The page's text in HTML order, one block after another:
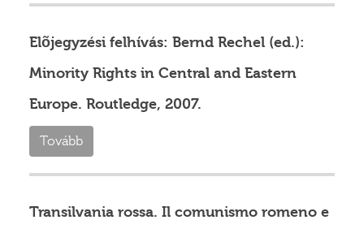
Elõjegyzési felhívás: Bernd Rechel (ed.):
Minority Rights in Central and Eastern
Europe. Routledge, 2007.
Tovább
Transilvania rossa. Il comunismo romeno e